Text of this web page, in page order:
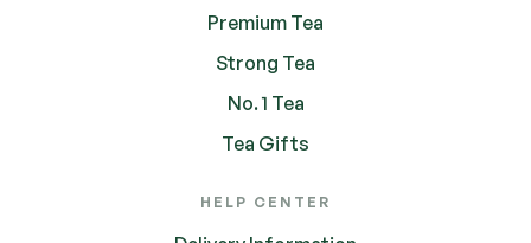
Premium Tea
Strong Tea
No. 1 Tea
Tea Gifts
HELP CENTER